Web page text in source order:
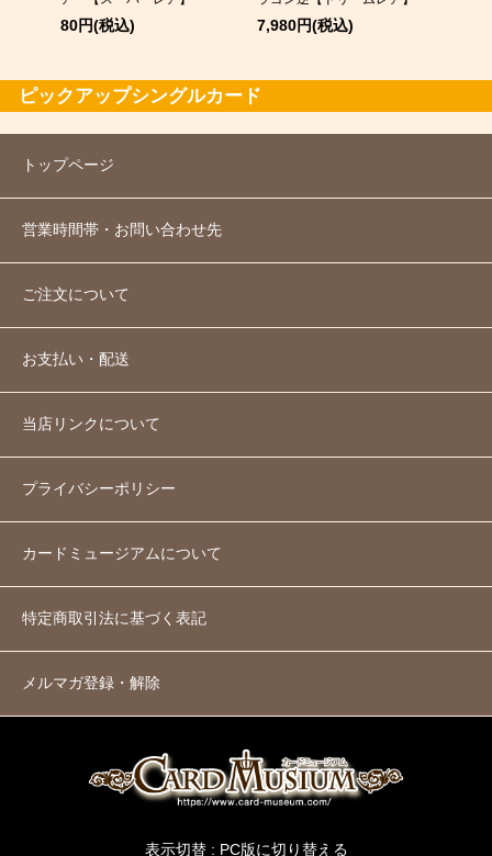
80円(税込) 7,980円(税込)
ピックアップシングルカード
トップページ
営業時間帯・お問い合わせ先
ご注文について
お支払い・配送
当店リンクについて
プライバシーポリシー
カードミュージアムについて
特定商取引法に基づく表記
メルマガ登録・解除
表示切替 : PC版に切り替える